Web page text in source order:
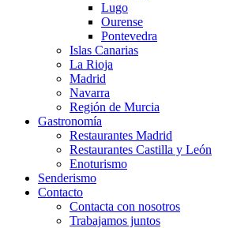
Lugo
Ourense
Pontevedra
Islas Canarias
La Rioja
Madrid
Navarra
Región de Murcia
Gastronomía
Restaurantes Madrid
Restaurantes Castilla y León
Enoturismo
Senderismo
Contacto
Contacta con nosotros
Trabajamos juntos